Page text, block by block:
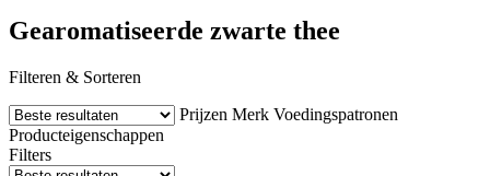
Gearomatiseerde zwarte thee
Filteren & Sorteren
Prijzen Merk Voedingspatronen
Producteigenschappen
Filters